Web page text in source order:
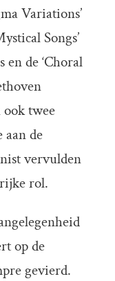
Variations’
Songs’
de ‘Choral
twee
aan de
vervulden
rol.
op de
gevierd.